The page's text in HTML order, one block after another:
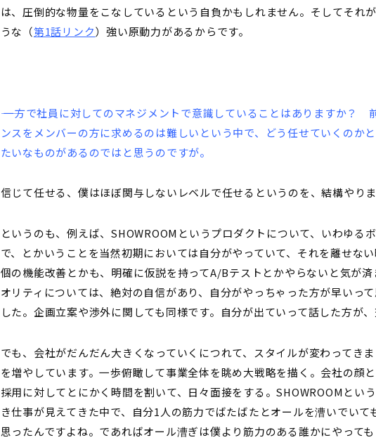
は、圧倒的な物量をこなしているという自負かもしれません。そしてそれ
うな（第1話リンク）強い原動力があるからです。
―― 一方で社員に対してのマネジメントで意識していることはありますか？
ンスをメンバーの方に求めるのは難しいという中で、どう任せていくのか
たいなものがあるのではと思うのですが。
信じて任せる、僕はほぼ関与しないレベルで任せるというのを、結構やりま
というのも、例えば、SHOWROOMというプロダクトについて、いわゆる
で、とかいうことを当然初期においては自分がやっていて、それを離せな
個の機能改善とかも、明確に仮説を持ってA/Bテストとかやらないと気が
オリティについては、絶対の自信があり、自分がやっちゃった方が早いっ
した。企画立案や渉外に関しても同様です。自分が出ていって話した方が
でも、会社がだんだん大きくなっていくにつれて、スタイルが変わってき
を増やしています。一歩俯瞰して事業全体を眺め大戦略を描く。会社の顔
採用に対してとにかく時間を割いて、日々面接をする。SHOWROOMとい
き仕事が見えてきた中で、自分1人の筋力でばたばたとオールを漕いでい
思ったんですよね。であればオール漕ぎは僕より筋力のある誰かにやって